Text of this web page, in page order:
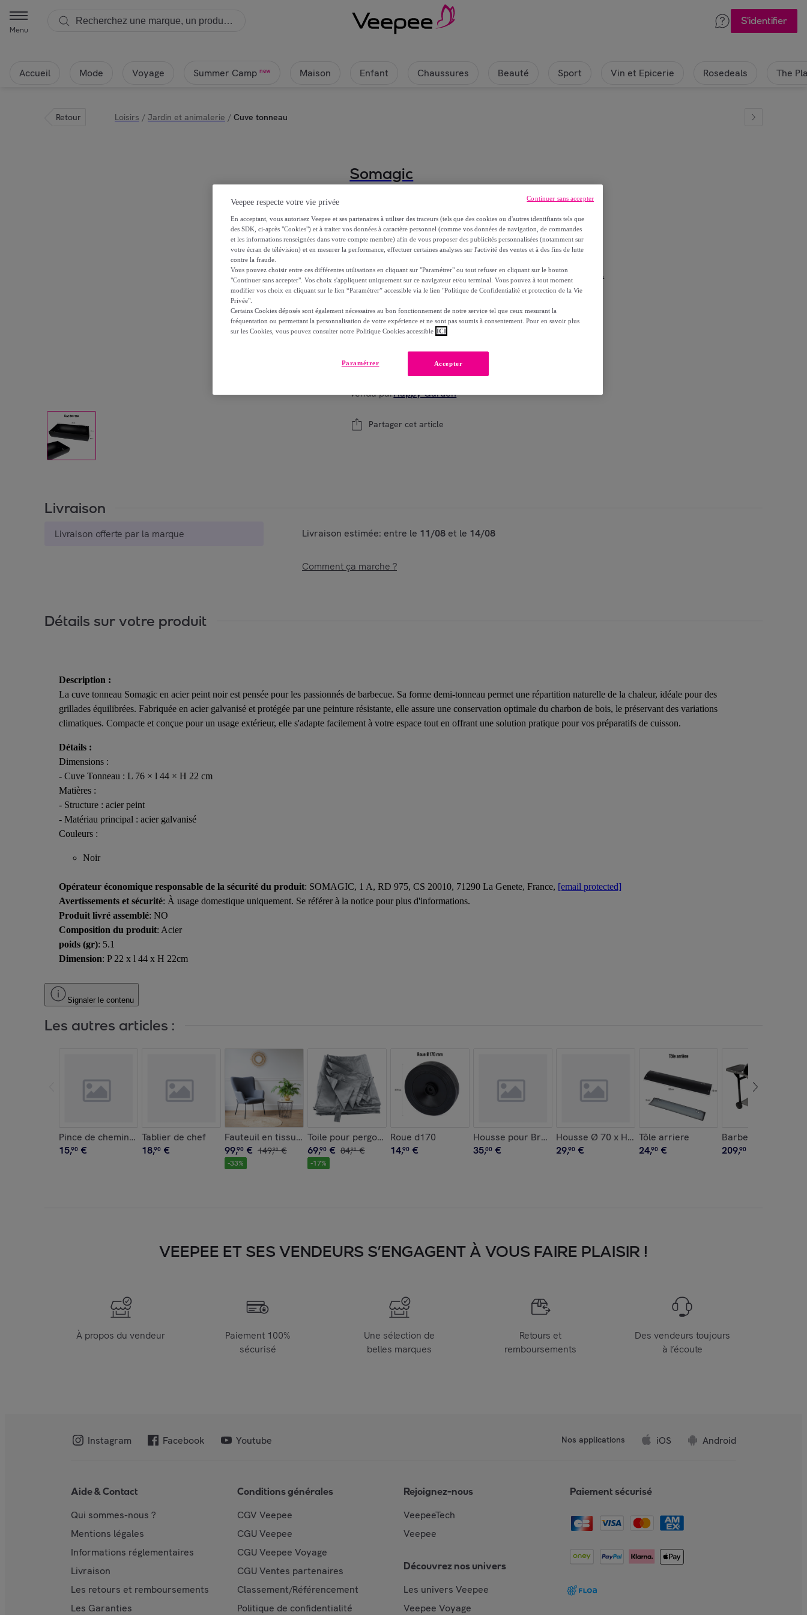
Menu
S'identifier
Accueil Mode Voyage Summer Camp new Maison Enfant Chaussures Beauté Sport Vin et Epicerie Rosedeals The
Retour Loisirs / Jardin et animalerie / Cuve tonneau
Somagic
44,90 €
Reprise possible de votre ancien produit,voir les conditions.
Modèle :Cuve tonneau
1 Ajouter au panier
Vendu parHappy Garden
Partager cet article
Livraison
Livraison offerte par la marque Livraison estimée: entre le 11/08 et le 14/08
Comment ça marche ?
Détails sur votre produit
Description :
La cuve tonneau Somagic en acier peint noir est pensée pour les passionnés de barbecue. Sa forme demi-tonneau permet une répartition naturelle de la chaleur, idéale pour des
grillades équilibrées. Fabriquée en acier galvanisé et protégée par une peinture résistante, elle assure une conservation optimale du charbon de bois, le préservant des variations
climatiques. Compacte et conçue pour un usage extérieur, elle s'adapte facilement à votre espace tout en offrant une solution pratique pour vos préparatifs de cuisson.
Détails :
Dimensions :
- Cuve Tonneau : L 76 × l 44 × H 22 cm
Matières :
- Structure : acier peint
- Matériau principal : acier galvanisé
Couleurs :
Noir
Opérateur économique responsable de la sécurité du produit: SOMAGIC, 1 A, RD 975, CS 20010, 71290 La Genete, France, [email protected]
Avertissements et sécurité: À usage domestique uniquement. Se référer à la notice pour plus d'informations.
Produit livré assemblé: NO
Composition du produit: Acier
poids (gr): 5.1
Dimension: P 22 x l 44 x H 22cm
Signaler le contenu
Les autres articles :
Pince de cheminée en acier peint noir
15,90 €
Tablier de chef
18,90 €
Fauteuil en tissu boucle gris EIRA
99,90 € 149,90 €
-33%
Toile pour pergola murale 3 × 4m FRÉJUS grise
69,90 € 84,90 €
-17%
Roue d170
14,90 €
Housse pour Brasero Ø 85cm
35,00 €
Housse Ø 70 x H 80 cm pour barbecue rond
29,90 €
Tôle arriere
24,90 €
Barbecue au
209,90
VEEPEE ET SES VENDEURS S’ENGAGENT À VOUS FAIRE PLAISIR !
À propos du vendeur
Paiement 100%
sécurisé
Une sélection de
belles marques
Retours et
remboursements
Des vendeurs toujours
à l’écoute
Instagram Facebook Youtube Nos applications iOS Android
Aide & Contact
Qui sommes-nous ?
Mentions légales
Informations réglementaires
Livraison
Les retours et remboursements
Les Garanties
Conditions générales
CGV Veepee
CGU Veepee
CGU Veepee Voyage
CGU Ventes partenaires
Classement/Référencement
Politique de confidentialité
Rejoignez-nous
VeepeeTech
Veepee
Découvrez nos univers
Les univers Veepee
Veepee Voyage
Paiement sécurisé
Veepee respecte votre vie privée
En acceptant, vous autorisez Veepee et ses partenaires à utiliser des traceurs (tels que des cookies ou d'autres identifiants tels que
des SDK, ci-après "Cookies") et à traiter vos données à caractère personnel (comme vos données de navigation, de commandes
et les informations renseignées dans votre compte membre) afin de vous proposer des publicités personnalisées (notamment sur
votre écran de télévision) et en mesurer la performance, effectuer certaines analyses sur l'activité des ventes et à des fins de lutte
contre la fraude.
Vous pouvez choisir entre ces différentes utilisations en cliquant sur "Paramétrer" ou tout refuser en cliquant sur le bouton
"Continuer sans accepter". Vos choix s'appliquent uniquement sur ce navigateur et/ou terminal. Vous pouvez à tout moment
modifier vos choix en cliquant sur le lien “Paramétrer” accessible via le lien "Politique de Confidentialité et protection de la Vie
Privée".
Certains Cookies déposés sont également nécessaires au bon fonctionnement de notre service tel que ceux mesurant la
fréquentation ou permettant la personnalisation de votre expérience et ne sont pas soumis à consentement. Pour en savoir plus
sur les Cookies, vous pouvez consulter notre Politique Cookies accessible ICI
Accepter
Paramétrer
Continuer sans accepter